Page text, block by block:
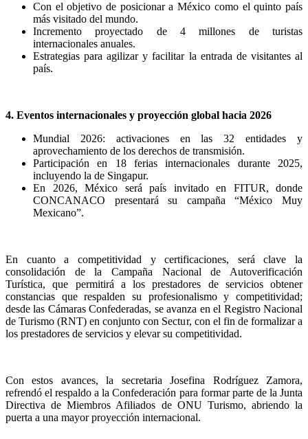
Con el objetivo de posicionar a México como el quinto país
más visitado del mundo.
Incremento proyectado de 4 millones de turistas
internacionales anuales.
Estrategias para agilizar y facilitar la entrada de visitantes al
país.
4. Eventos internacionales y proyección global hacia 2026
Mundial 2026: activaciones en las 32 entidades y
aprovechamiento de los derechos de transmisión.
Participación en 18 ferias internacionales durante 2025,
incluyendo la de Singapur.
En 2026, México será país invitado en FITUR, donde
CONCANACO presentará su campaña “México Muy
Mexicano”.
En cuanto a competitividad y certificaciones, será clave la
consolidación de la Campaña Nacional de Autoverificación
Turística, que permitirá a los prestadores de servicios obtener
constancias que respalden su profesionalismo y competitividad;
desde las Cámaras Confederadas, se avanza en el Registro Nacional
de Turismo (RNT) en conjunto con Sectur, con el fin de formalizar a
los prestadores de servicios y elevar su competitividad.
Con estos avances, la secretaria Josefina Rodríguez Zamora,
refrendó el respaldo a la Confederación para formar parte de la Junta
Directiva de Miembros Afiliados de ONU Turismo, abriendo la
puerta a una mayor proyección internacional.